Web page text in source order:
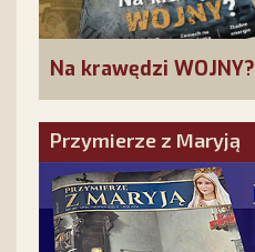
Na krawędzi WOJNY?
Przymierze z Maryją